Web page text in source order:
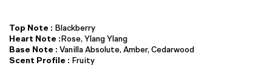
Top Note : Blackberry
Heart Note :Rose, Ylang Ylang
Base Note :Vanilla Absolute, Amber, Cedarwood
Scent Profile : Fruity